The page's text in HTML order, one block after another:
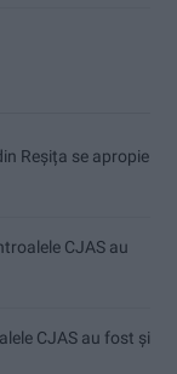
Reșița se apropie
CJAS au
CJAS au fost și